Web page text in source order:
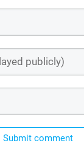
Submit comment